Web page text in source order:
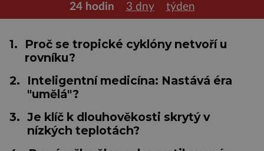
24 hodin 3 dny týden
1.
Proč se tropické cyklóny netvoří u
rovníku?
2.
Inteligentní medicína: Nastává éra
"umělá"?
3. Je klíč k dlouhověkosti skrytý v
nízkých teplotách?